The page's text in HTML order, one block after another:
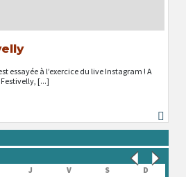
essayée à l’exercice du live Instagram ! A
[...]
J V S D